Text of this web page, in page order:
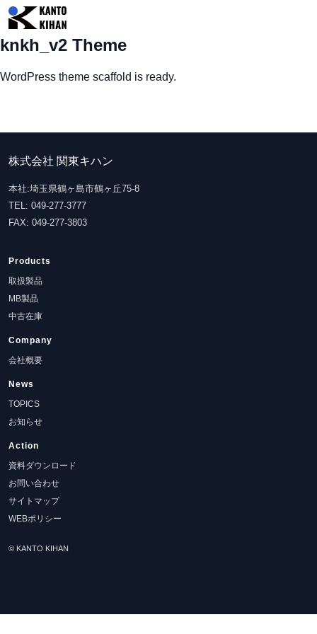
knkh_v2 Theme
WordPress theme scaffold is ready.
株式会社 関東キハン
本社:埼玉県鶴ヶ島市鶴ヶ丘75-8
TEL: 049-277-3777
FAX: 049-277-3803
Products
取扱製品
MB製品
中古在庫
Company
会社概要
News
TOPICS
お知らせ
Action
資料ダウンロード
お問い合わせ
サイトマップ
WEBポリシー
© KANTO KIHAN